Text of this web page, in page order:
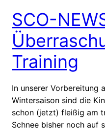
SCO-
Training
In unserer Vorbereitung
Wintersaison sind die
schon (jetzt) fleißig am
Schnee bisher noch